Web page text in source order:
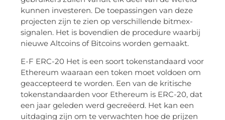
kunnen investeren. De toepassingen van deze
projecten zijn te zien op verschillende bitmex-
signalen. Het is bovendien de procedure waarbij
nieuwe Altcoins of Bitcoins worden gemaakt.
E-F ERC-20 Het is een soort tokenstandaard voor
Ethereum waaraan een token moet voldoen om
geaccepteerd te worden. Een van de kritische
tokenstandaarden voor Ethereum is ERC-20, dat
een jaar geleden werd gecreëerd. Het kan een
uitdaging zijn om te verwachten hoe de prijzen